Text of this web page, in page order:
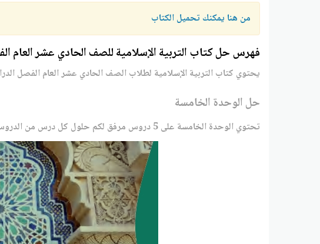
من هنا يمكنك تحميل الكتاب
فهرس حل كتاب التربية الإسلامية للصف الحادي عشر العام
يحتوي كتاب التربية الإسلامية لطلاب الصف الحادي عشر العام
حل الوحدة الخامسة
تحتوي الوحدة الخامسة على 5 دروس مرفق لكم حلول كل درس من الدروس بالترتيب